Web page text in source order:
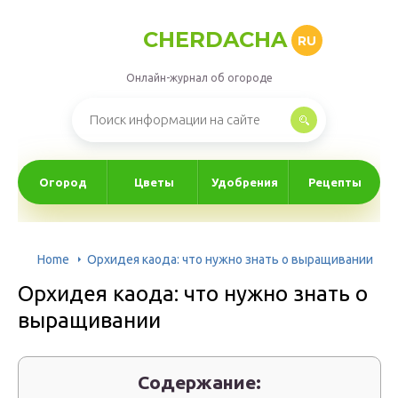
CHERDACHA RU
Онлайн-журнал об огороде
Огород Цветы Удобрения Рецепты
Home Орхидея каода: что нужно знать о выращивании
Орхидея каода: что нужно знать о
выращивании
Содержание: